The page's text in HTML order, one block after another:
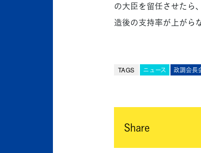
の大臣を留任させたら
造後の支持率が上がら
TAGS ニュース 政調会長
Share